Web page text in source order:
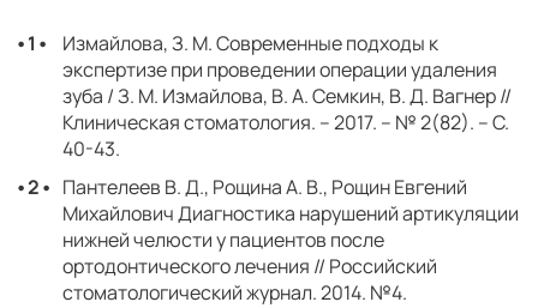
Измайлова, З. М. Современные подходы к
экспертизе при проведении операции удаления
зуба / З. М. Измайлова, В. А. Семкин, В. Д. Вагнер //
Клиническая стоматология. – 2017. – № 2(82). – С.
40-43.
Пантелеев В. Д., Рощина А. В., Рощин Евгений
Михайлович Диагностика нарушений артикуляции
нижней челюсти у пациентов после
ортодонтического лечения // Российский
стоматологический журнал. 2014. №4.